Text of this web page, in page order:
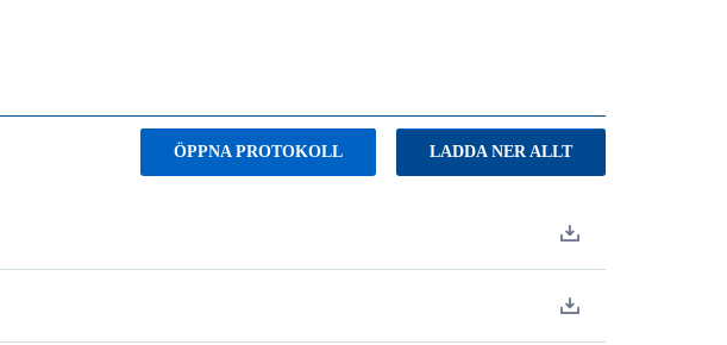
ÖPPNA PROTOKOLL LADDA NER ALLT